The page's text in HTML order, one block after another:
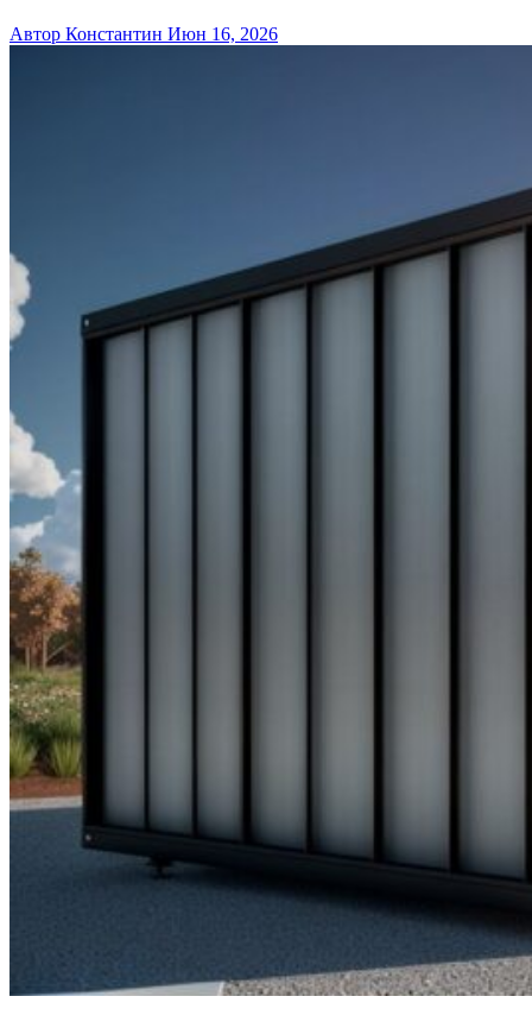
Автор Константин Июн 16, 2026